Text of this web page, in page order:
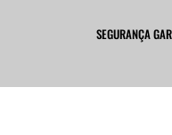
SEGURANÇA